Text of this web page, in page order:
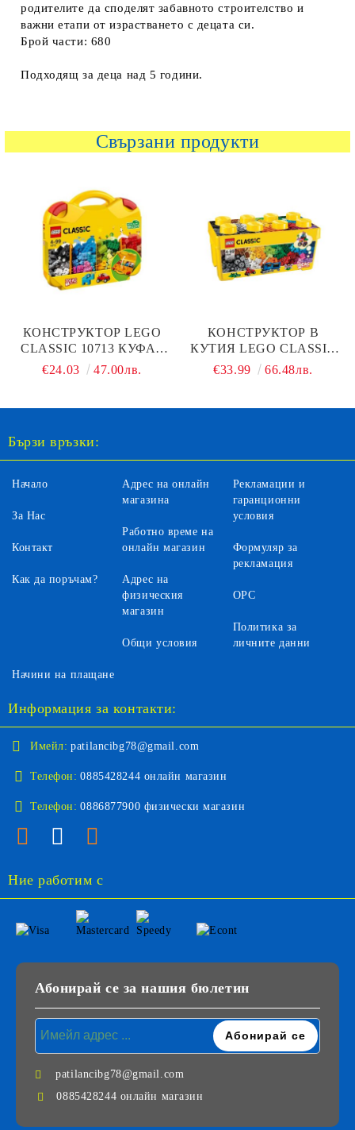
родителите да споделят забавното строителство и
важни етапи от израстването с децата си.
Брой части: 680
Подходящ за деца над 5 години.
Свързани продукти
КОНСТРУКТОР LEGO
CLASSIC 10713 КУФАР
НА ТВОРЧЕСТВОТО
€24.03 47.00лв.
КОНСТРУКТОР В
КУТИЯ LEGO CLASSIC
10696
€33.99 66.48лв.
Бързи връзки:
Начало
За Нас
Контакт
Как да поръчам?
Адрес на онлайн
магазина
Работно време на
онлайн магазин
Адрес на
физическия
магазин
Общи условия
Рекламации и
гаранционни
условия
Формуляр за
рекламация
ОРС
Политика за
личните данни
Начини на плащане
Информация за контакти:
Имейл: patilancibg78@gmail.com
Телефон: 0885428244 онлайн магазин
Телефон: 0886877900 физически магазин
Ние работим с
Абонирай се за нашия бюлетин
patilancibg78@gmail.com
0885428244 онлайн магазин